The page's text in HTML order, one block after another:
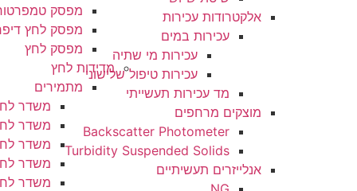
אלקטרודות עכירות
עכירות מי שתיה
עכירות טיפול שלישוני
מד עכירות תעשייתי
מוצקים מרחפים
Backscatter Photometer
Turbidity Suspended Solids
אנלייזרים תעשיתיים
מפסק טמפרטורה
מפסק לחץ דיפרנציאלי
מפסק לחץ
מדידות לחץ
מתמירים
משדר לחץ אצבע
משדר לחץ הידרוסטאטי
משדר לחץ הפרשי
משדר לחץ לתעשיית מזון
משדר לחץ תעשייתי